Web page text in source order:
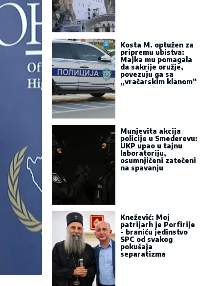
Kosta M. optužen za
pripremu ubistva:
Majka mu pomagala
da sakrije oružje,
povezuju ga sa
„vračarskim klanom“
Munjevita akcija
policije u Smederevu:
UKP upao u tajnu
laboratoriju,
osumnjičeni zatečeni
na spavanju
Knežević: Moj
patrijarh je Porfirije
- braniću jedinstvo
SPC od svakog
pokušaja
separatizma